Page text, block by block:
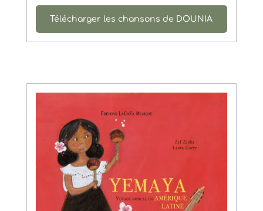
Télécharger les chansons de DOUNIA